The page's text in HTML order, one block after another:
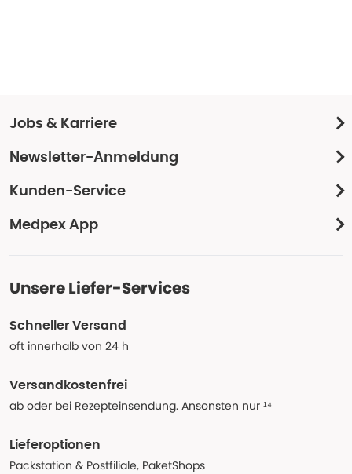
Jobs & Karriere
Newsletter-Anmeldung
Kunden-Service
Medpex App
Unsere Liefer-Services
Schneller Versand
oft innerhalb von 24 h
Versandkostenfrei
ab oder bei Rezepteinsendung. Ansonsten nur ¹⁴
Lieferoptionen
Packstation & Postfiliale, PaketShops